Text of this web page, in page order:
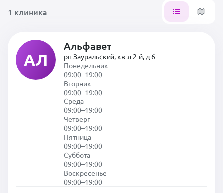
1 клиника
АЛ
Альфавет
рп Зауральский, кв-л 2-й, д 6
Понедельник
09:00–19:00
Вторник
09:00–19:00
Среда
09:00–19:00
Четверг
09:00–19:00
Пятница
09:00–19:00
Суббота
09:00–19:00
Воскресенье
09:00–19:00